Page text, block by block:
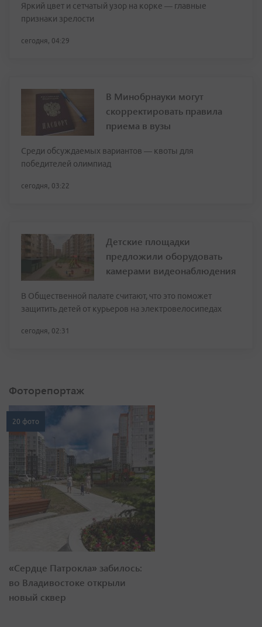
Яркий цвет и сетчатый узор на корке — главные
признаки зрелости
сегодня, 04:29
В Минобрнауки могут
скорректировать правила
приема в вузы
Среди обсуждаемых вариантов — квоты для
победителей олимпиад
сегодня, 03:22
Детские площадки
предложили оборудовать
камерами видеонаблюдения
В Общественной палате считают, что это поможет
защитить детей от курьеров на электровелосипедах
сегодня, 02:31
Фоторепортаж
20 фото
«Сердце Патрокла» забилось:
во Владивостоке открыли
новый сквер